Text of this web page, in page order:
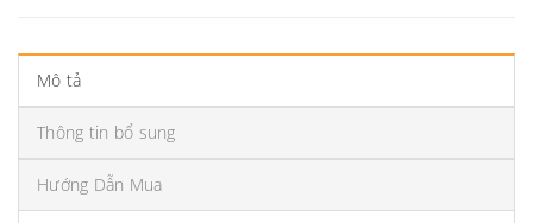
Mô tả
Thông tin bổ sung
Hướng Dẫn Mua